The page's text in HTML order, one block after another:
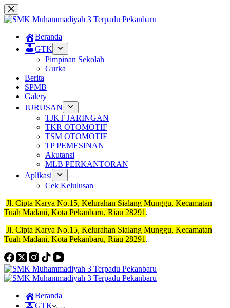
Skip
to
Beranda
GTK
Pimpinan Sekolah
Gurka
Berita
SPMB
Galery
JURUSAN
TJKT JARINGAN
TKR OTOMOTIF
TSM OTOMOTIF
TP PEMESINAN
Akutansi
MLB PERKANTORAN
Aplikasi
Cek Kelulusan
Jl. Cipta Karya No.15, Kelurahan Sialang Munggu, Kecamatan
Tuah Madani, Kota Pekanbaru, Riau 28291 .
Jl. Cipta Karya No.15, Kelurahan Sialang Munggu, Kecamatan
Tuah Madani, Kota Pekanbaru, Riau 28291 .
Beranda
GTK